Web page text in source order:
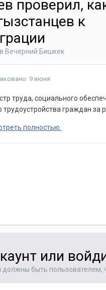
проверил,
к
в Вечерний Бишкек
9 июня
труда, социального
трудоустройства граждан за р
полностью.
или
должны быть пользователем,